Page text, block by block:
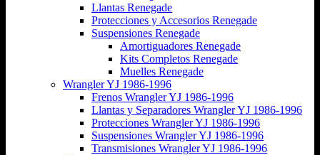
Llantas Renegade
Protecciones y Accesorios Renegade
Suspensiones Renegade
Amortiguadores Renegade
Kits Completos Renegade
Muelles Renegade
Wrangler YJ 1986-1996
Frenos Wrangler YJ 1986-1996
Llantas y Separadores Wrangler YJ 1986-1996
Protecciones Wrangler YJ 1986-1996
Suspensiones Wrangler YJ 1986-1996
Transmisiones Wrangler YJ 1986-1996